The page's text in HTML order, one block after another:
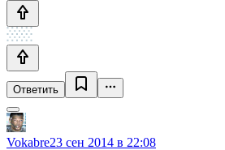
Ответить
Vokabre23 сен 2014 в 22:08